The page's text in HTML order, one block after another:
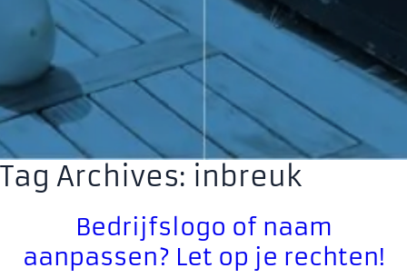
Tag Archives: inbreuk
Bedrijfslogo of naam
aanpassen? Let op je rechten!